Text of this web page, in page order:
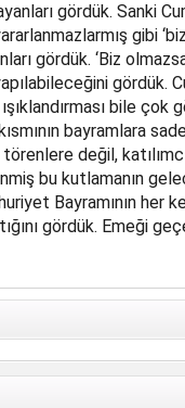
gördük. Sanki
gibi
gördük. ‘Biz
gördük.
bile çok
bayramlara
törenlere değil,
bu kutlamanın
Bayramının her
gördük. Emeği